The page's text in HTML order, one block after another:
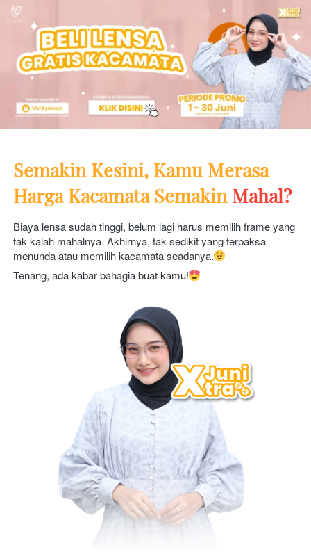
Semakin Kesini, Kamu Merasa
Harga Kacamata Semakin Mahal?
Biaya lensa sudah tinggi, belum lagi harus memilih frame yang
tak kalah mahalnya. Akhirnya, tak sedikit yang terpaksa
menunda atau memilih kacamata seadanya.
Tenang, ada kabar bahagia buat kamu!